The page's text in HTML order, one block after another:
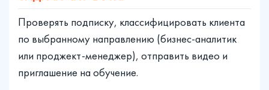
Проверять подписку, классифицировать клиента
по выбранному направлению (бизнес-аналитик
или проджект-менеджер), отправить видео и
приглашение на обучение.